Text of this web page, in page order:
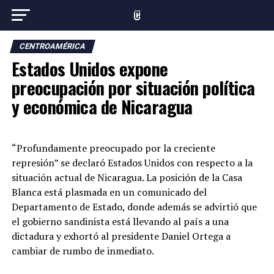
CENTROAMÉRICA
Estados Unidos expone
preocupación por situación política
y económica de Nicaragua
“Profundamente preocupado por la creciente
represión” se declaró Estados Unidos con respecto a la
situación actual de Nicaragua. La posición de la Casa
Blanca está plasmada en un comunicado del
Departamento de Estado, donde además se advirtió que
el gobierno sandinista está llevando al país a una
dictadura y exhortó al presidente Daniel Ortega a
cambiar de rumbo de inmediato.